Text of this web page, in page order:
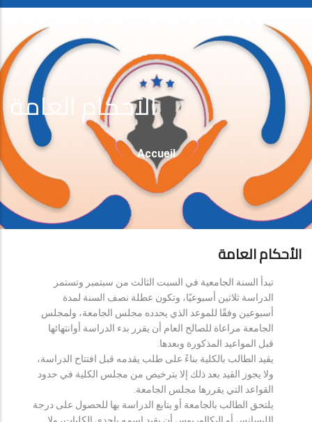
الأحكام العامة
Fil
D'Ariane
Accueil
الأحكام العامة
تبدأ السنة الجامعية في السبت الثالث من سبتمبر وتستمر
الدراسة ثلاثين أسبوعيًا، وتكون عطلة نصف السنة لمدة
أسبوعين وفقًا للموعد الذي يحدده مجلس الجامعة، ولمجلس
الجامعة مراعاة للصالح العام أن يقرر بدء الدراسة أوانتهائها
قبل المواعيد المذكورة وبعدها.
يقيد الطالب بالكلية بناءً على طلب يقدمه قبل افتتاح الدراسة،
ولا يجوز القيد بعد ذلك إلا بترخيص من مجلس الكلية في حدود
القواعد التي يقررها مجلس الجامعة.
يلتحق الطالب بالجامعة أو يتابع الدراسة بها للحصول على درجة
الليسانس أو البكالوريوس أن يقيد اسمه بإحدى الكليات، ولا